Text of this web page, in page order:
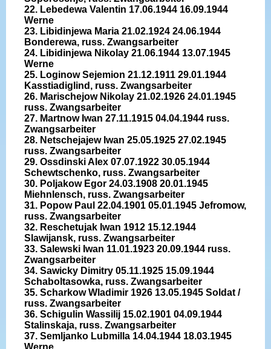
22. Lebedewa Valentin 17.06.1944 16.09.1944
Werne
23. Libidinjewa Maria 21.02.1924 24.06.1944
Bonderewa, russ. Zwangsarbeiter
24. Libidinjewa Nikolay 21.06.1944 13.07.1945
Werne
25. Loginow Sejemion 21.12.1911 29.01.1944
Kasstiadiglind, russ. Zwangsarbeiter
26. Marischejow Nikolay 21.02.1926 24.01.1945
russ. Zwangsarbeiter
27. Martnow Iwan 27.11.1915 04.04.1944 russ.
Zwangsarbeiter
28. Netschejajew Iwan 25.05.1925 27.02.1945
russ. Zwangsarbeiter
29. Ossdinski Alex 07.07.1922 30.05.1944
Schewtschenko, russ. Zwangsarbeiter
30. Poljakow Egor 24.03.1908 20.01.1945
Miehnlensch, russ. Zwangsarbeiter
31. Popow Paul 22.04.1901 05.01.1945 Jefromow,
russ. Zwangsarbeiter
32. Reschetujak Iwan 1912 15.12.1944
Slawijansk, russ. Zwangsarbeiter
33. Salewski Iwan 11.01.1923 20.09.1944 russ.
Zwangsarbeiter
34. Sawicky Dimitry 05.11.1925 15.09.1944
Schaboltasowka, russ. Zwangsarbeiter
35. Scharkow Wladimir 1926 13.05.1945 Soldat /
russ. Zwangsarbeiter
36. Schigulin Wassilij 15.02.1901 04.09.1944
Stalinskaja, russ. Zwangsarbeiter
37. Semljanko Lubmilla 14.04.1944 18.03.1945
Werne